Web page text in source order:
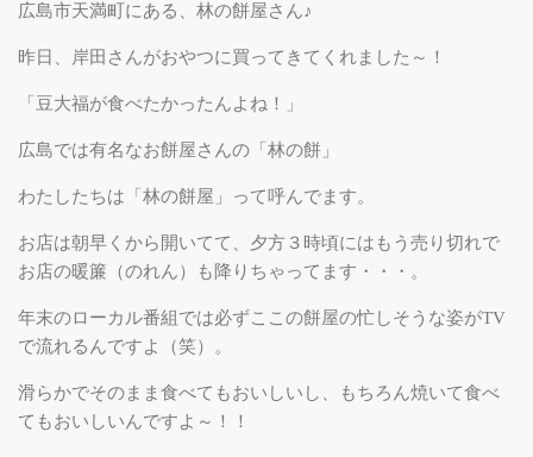
広島市天満町にある、林の餅屋さん♪
昨日、岸田さんがおやつに買ってきてくれました～！
「豆大福が食べたかったんよね！」
広島では有名なお餅屋さんの「林の餅」
わたしたちは「林の餅屋」って呼んでます。
お店は朝早くから開いてて、夕方３時頃にはもう売り切れで
お店の暖簾（のれん）も降りちゃってます・・・。
年末のローカル番組では必ずここの餅屋の忙しそうな姿がTV
で流れるんですよ（笑）。
滑らかでそのまま食べてもおいしいし、もちろん焼いて食べ
てもおいしいんですよ～！！